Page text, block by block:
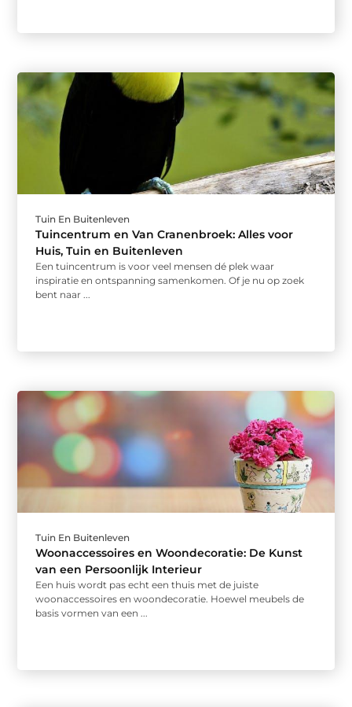
Tuin En Buitenleven
Tuincentrum en Van Cranenbroek: Alles voor
Huis, Tuin en Buitenleven
Een tuincentrum is voor veel mensen dé plek waar
inspiratie en ontspanning samenkomen. Of je nu op zoek
bent naar ...
Tuin En Buitenleven
Woonaccessoires en Woondecoratie: De Kunst
van een Persoonlijk Interieur
Een huis wordt pas echt een thuis met de juiste
woonaccessoires en woondecoratie. Hoewel meubels de
basis vormen van een ...